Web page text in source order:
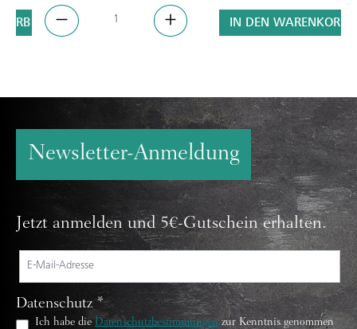
IN DEN WARENKORB
Newsletter-Anmeldung
Jetzt anmelden und 5€-Gutschein erhalten.
Datenschutz *
Ich habe die Datenschutzbestimmungenzur Kenntnis genommen